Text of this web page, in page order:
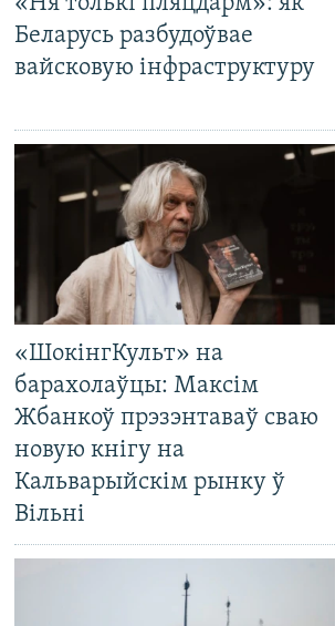
Беларусь разбудоўвае
вайсковую інфраструктуру
«ШокінгКульт» на
барахолаўцы: Максім
Жбанкоў прэзэнтаваў сваю
новую кнігу на
Кальварыйскім рынку ў
Вільні